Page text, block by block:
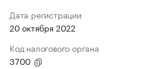
Дата регистрации
20 октября 2022
Код налогового органа
3700